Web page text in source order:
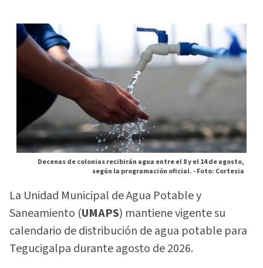
Decenas de colonias recibirán agua entre el 8 y el 14 de agosto,
según la programación oficial. -Foto: Cortesia
La Unidad Municipal de Agua Potable y
Saneamiento (UMAPS) mantiene vigente su
calendario de distribución de agua potable para
Tegucigalpa durante agosto de 2026.